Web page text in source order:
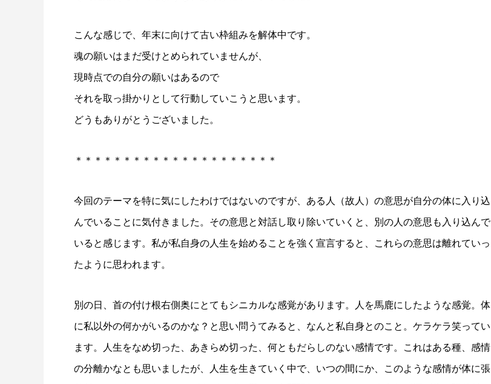
こんな感じで、年末に向けて古い枠組みを解体中です。
魂の願いはまだ受けとめられていませんが、
現時点での自分の願いはあるので
それを取っ掛かりとして行動していこうと思います。
どうもありがとうございました。
＊＊＊＊＊＊＊＊＊＊＊＊＊＊＊＊＊＊＊＊＊
今回のテーマを特に気にしたわけではないのですが、ある人（故人）の意思が自分の体に入り込
んでいることに気付きました。その意思と対話し取り除いていくと、別の人の意思も入り込んで
いると感じます。私が私自身の人生を始めることを強く宣言すると、これらの意思は離れていっ
たように思われます。
別の日、首の付け根右側奥にとてもシニカルな感覚があります。人を馬鹿にしたような感覚。体
に私以外の何かがいるのかな？と思い問うてみると、なんと私自身とのこと。ケラケラ笑ってい
ます。人生をなめ切った、あきらめ切った、何ともだらしのない感情です。これはある種、感情
の分離かなとも思いましたが、人生を生きていく中で、いつの間にか、このような感情が体に張